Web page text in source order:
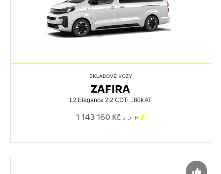
SKLADOVÉ VOZY
ZAFIRA
L2 Elegance 2.2 CDTi 180k AT
1 143 160 Kč s DPH 